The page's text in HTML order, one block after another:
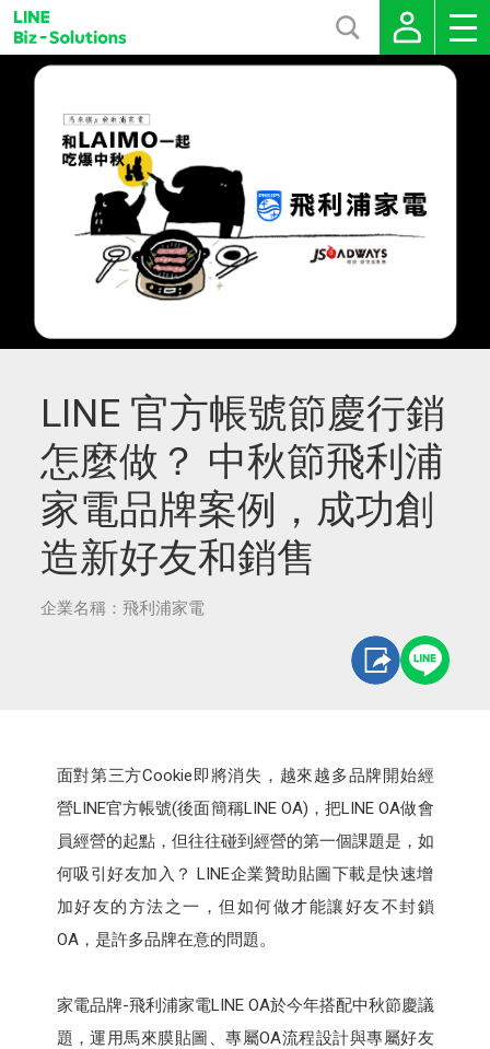
LINE 官方帳號節慶行銷
怎麼做？ 中秋節飛利浦
家電品牌案例，成功創
造新好友和銷售
企業名稱：飛利浦家電
面對第三方Cookie即將消失，越來越多品牌開始經
營LINE官方帳號(後面簡稱LINE OA)，把LINE OA做會
員經營的起點，但往往碰到經營的第一個課題是，如
何吸引好友加入？ LINE企業贊助貼圖下載是快速增
加好友的方法之一，但如何做才能讓好友不封鎖
OA，是許多品牌在意的問題。
家電品牌-飛利浦家電LINE OA於今年搭配中秋節慶議
題，運用馬來膜貼圖、專屬OA流程設計與專屬好友